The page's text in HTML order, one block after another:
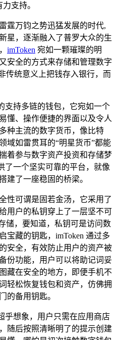
支持。
霆万钧之势迅猛发展的时代,
星，逐渐融入了普罗大众的生
imToken 宛如一颗璀璨的明
安全的方式来存储和管理数字
传统意义上把钱存入银行，而
支持多链的钱包，它宛如一个
懂、操作便捷的界面以及令人
种主流的数字货币，像比特
域如雷贯耳的“明星货币”都能
着参与数字资产投资和存储梦
了一个坚实可靠的平台，就像
建了一座稳固的桥梁。
性可谓是固若金汤，它采用了
用户的私钥穿上了一层坚不可
储，要知道，私钥可是访问数
宝藏的钥匙，imToken 通过多
安全，有效防止用户的资产被
份功能，用户可以将助记词妥
藏在安全的地方，即便手机不
轻松恢复钱包和资产，仿佛拥
的备用钥匙。
乎想象，用户只需在应用商店
随后按照清晰明了的提示创建